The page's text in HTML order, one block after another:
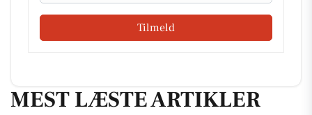
Tilmeld
MEST LÆSTE ARTIKLER